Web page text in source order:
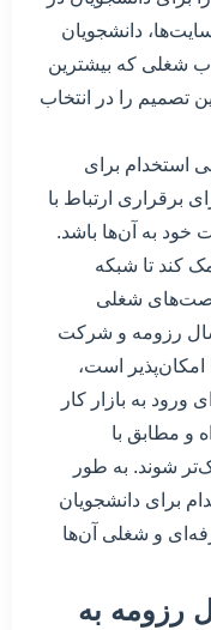
دانشجویان
شغلی که بیشترین
تصمیم را در انتخاب
استخدام برای
برقراری ارتباط با
خود به آن‌ها باشد.
کند تا شبکه
شغلی
رزومه و شرکت
است،
به بازار کار
و مطابق با
شوند. به طور
برای دانشجویان
و شغلی آن‌ها
رزومه به